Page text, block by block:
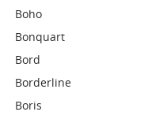
Boho
Bonquart
Bord
Borderline
Boris